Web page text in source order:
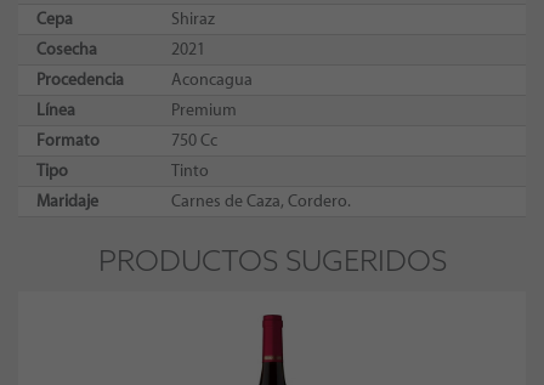
Cepa
Shiraz
Cosecha
2021
Procedencia
Aconcagua
Línea
Premium
Formato
750 Cc
Tipo
Tinto
Maridaje
Carnes de Caza, Cordero.
PRODUCTOS SUGERIDOS